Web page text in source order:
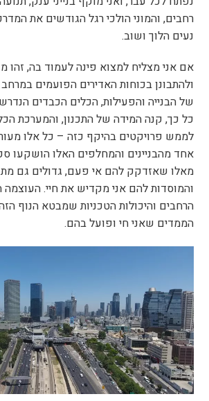
רחבים, והמוני הולכי רגל הגודשים את
נעים הלוך ושוב.
אם אני מצליח למצוא פינה לעמוד בה, זהו
ולהתבונן בכוחות האדירים הפועמים
של הבנייה והפעילות, הכלים הכבדים
כל כך, קנה המידה של התכנון, והמערכת
לממש פרויקטים בהיקף כזה – כל אלו
אחד מהבניינים והמחלפים האלו הושקעו
מאלו שאזדקק להם אי פעם, גדולים גם
והמוסדות להם אני מקדיש את חיי.
הרחבים והיכולות הטכניות שמבטא הנוף
הממדים שאני חי ופועל בהם.